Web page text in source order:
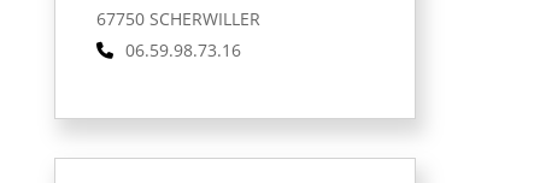
67750 SCHERWILLER
06.59.98.73.16